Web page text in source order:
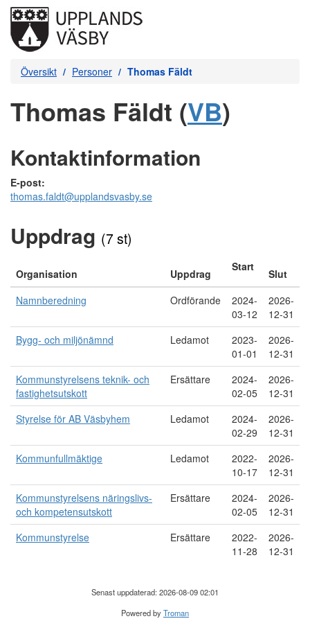
Översikt Personer Thomas Fäldt
Thomas Fäldt (VB)
Kontaktinformation
E-post:
thomas.faldt@upplandsvasby.se
Uppdrag (7 st)
Organisation Uppdrag
Start
Slut
Namnberedning
Ordförande
2024-
03-12
2026-
12-31
Bygg- och miljönämnd
Ledamot
2023-
01-01
2026-
12-31
Kommunstyrelsens teknik- och
fastighetsutskott
Ersättare
2024-
02-05
2026-
12-31
Styrelse för AB Väsbyhem
Ledamot
2024-
02-29
2026-
12-31
Kommunfullmäktige
Ledamot
2022-
10-17
2026-
12-31
Kommunstyrelsens näringslivs-
och kompetensutskott
Ersättare
2024-
02-05
2026-
12-31
Kommunstyrelse
Ersättare
2022-
11-28
2026-
12-31
Senast uppdaterad: 2026-08-09 02:01
Powered byTroman